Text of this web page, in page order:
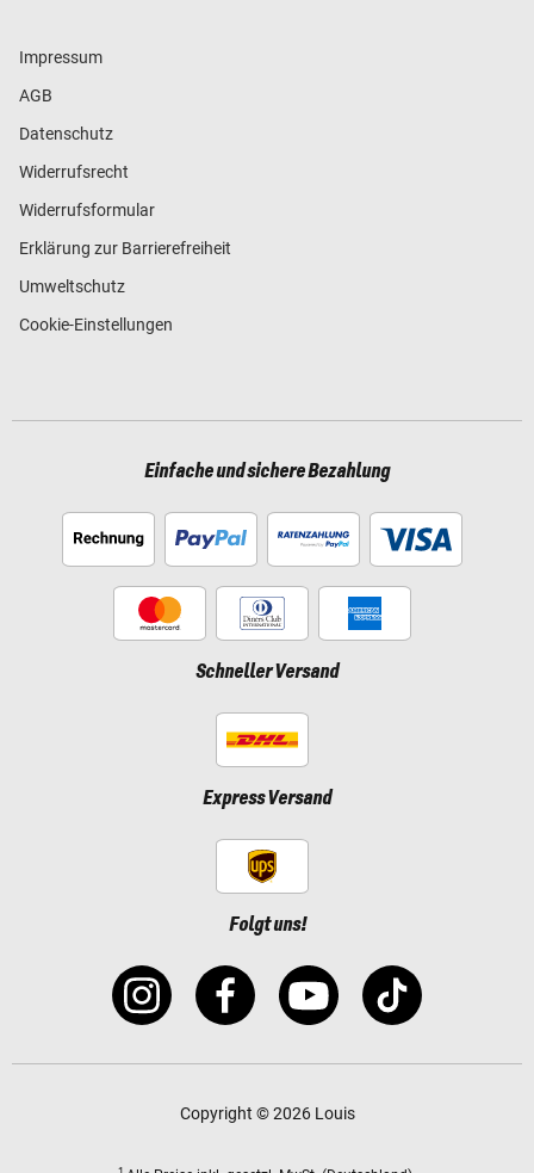
Impressum
AGB
Datenschutz
Widerrufsrecht
Widerrufsformular
Erklärung zur Barrierefreiheit
Umweltschutz
Cookie-Einstellungen
Einfache und sichere Bezahlung
Schneller Versand
Express Versand
Folgt uns!
Copyright © 2026 Louis